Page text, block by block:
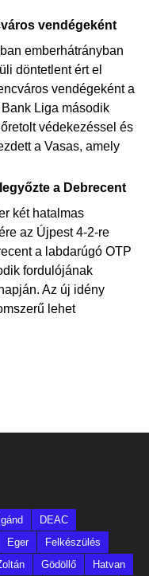
vendégeként
emberhátrányban
döntetlent ért el
vendégeként a
Liga második
védekezéssel és
a Vasas, amely
a Debrecent
két hatalmas
az Újpest 4-2-re
a labdarúgó OTP
fordulójának
Az új idény
lehet
DEAC
Eger
Felkészülés
Gödöllő
Hatvan